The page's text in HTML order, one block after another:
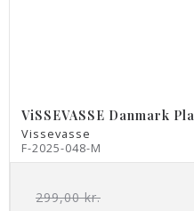
ViSSEVASSE Danmark
Vissevasse
F-2025-048-M
299,00 kr.